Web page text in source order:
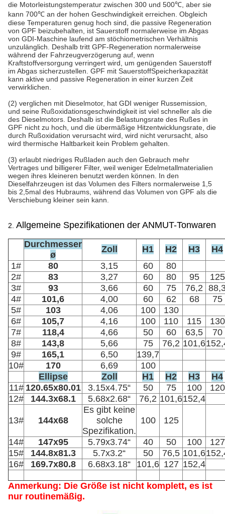
die Motorleistungstemperatur zwischen 300 und 500℃, aber sie
kann 700℃ an der hohen Geschwindigkeit erreichen. Obgleich
diese Temperaturen genug hoch sind, die passive Regeneration
von GPF beizubehalten, ist Sauerstoff normalerweise im Abgas
von GDI-Maschine laufend am stöchiometrischen Verhältnis
unzulänglich. Deshalb tritt GPF-Regeneration normalerweise
während der Fahrzeugverzögerung auf, wenn
Kraftstoffversorgung verringert wird, um genügenden Sauerstoff
im Abgas sicherzustellen. GPF mit SauerstoffSpeicherkapazität
kann aktive und passive Regeneration in einer kurzen Zeit
verwirklichen.
(2) verglichen mit Dieselmotor, hat GDI weniger Russemission,
und seine Rußoxidationsgeschwindigkeit ist viel schneller als die
des Dieselmotors. Deshalb ist die Belastungsrate des Rußes in
GPF nicht zu hoch, und die übermäßige Hitzentwicklungsrate, die
durch Rußoxidation verursacht wird, wird nicht verursacht, also
wird thermische Haltbarkeit kein Problem gehalten.
(3) erlaubt niedriges Rußladen auch den Gebrauch mehr
Vertrages und billigerer Filter, weil weniger Edelmetallmaterialien
wegen ihres kleineren benutzt werden können. In den
Dieselfahrzeugen ist das Volumen des Filters normalerweise 1,5
bis 2,5mal des Hubraums, während das Volumen von GPF als die
Verschiebung kleiner sein kann.
2. Allgemeine Spezifikationen der ANMUT-Tonwaren
Durchmesser
ø
Zoll H1 H2 H3
H4
1#
80 3,15 60
80
2#
83 3,27 60 80 95
125
3#
93 3,66 60 75 76,2
4#
101,6 4,00 60 62 68
75
5#
103 4,06 100
130
6#
105,7 4,16 100 110 115
130
7#
118,4 4,66 50 60 63,5
70
8#
143,8 5,66 75 76,2 101,6
9#
165,1 6,50
139,7
10#
170 6,69
100
Ellipse
Zoll H1 H2 H3
H4
11# 120.65x80.01 3.15x4.75“ 50 75 100
120
12#
144.3x68.1 5.68x2.68“ 76,2 101,6152,4
13# 144x68
Es gibt keine
solche
Spezifikation.
100 125
14# 147x95 5.79x3.74“ 40 50 100
127
15#
144.8x81.3 5.7x3.2“ 50 76,5 101,6
16#
169.7x80.8 6.68x3.18“ 101,6 127 152,4
Anmerkung: Die Größe ist nicht komplett, es ist
nur routinemäßig.